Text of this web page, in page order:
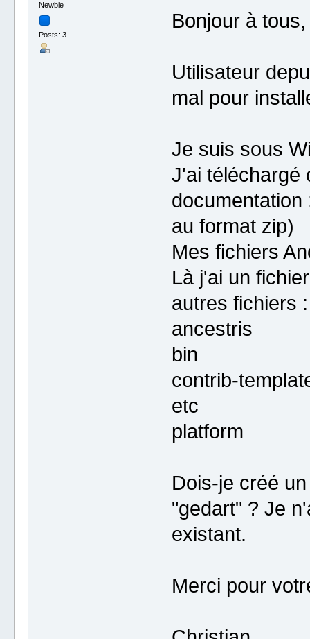
Newbie
Posts: 3
Bonjour à tous,
Utilisateur
mal pour
Je suis sous
J'ai téléchargé
au format zip)
Mes fichiers
Là j'ai un
autres fichiers :
ancestris
bin
contrib-
etc
platform
Dois-je créé
"gedart" ? Je
existant.
Merci pour